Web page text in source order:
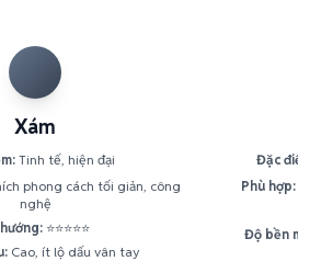
Xám
Tinh tế, hiện đại
phong cách tối giản, công
nghệ
⭐⭐⭐⭐⭐
Cao, ít lộ dấu vân tay
Đặc điểm:
Phù hợp:
Độ bền màu: